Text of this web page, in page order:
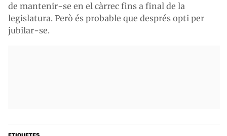
de mantenir-se en el càrrec fins a final de la
legislatura. Però és probable que després opti per
jubilar-se.